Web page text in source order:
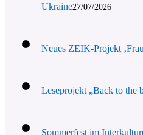
Ukraine27/07/2026
Neues ZEIK-Projekt
Leseprojekt „Back to the
Sommerfest im